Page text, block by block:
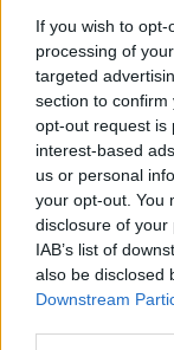
If you wish to
processing of
targeted
section to
opt-out request is
interest-based
us or personal
your opt-out. You
disclosure of
IAB’s list of
also be disclosed
Downstream
Financial
Tavares arra
fokozatos
vállalatok
szigorú
feszültségek és
szabályozás
Timesnak
KEDVES